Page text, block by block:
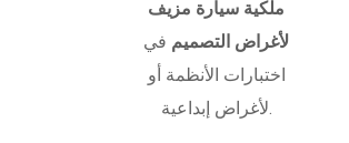
ملكية سيارة مزيف
لأغراض التصميم في
اختبارات الأنظمة أو
لأغراض إبداعية.